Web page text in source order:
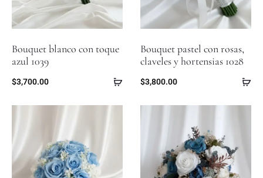
Bouquet blanco con toque
azul 1039
$3,700.00
Bouquet pastel con rosas,
claveles y hortensias 1028
$3,800.00